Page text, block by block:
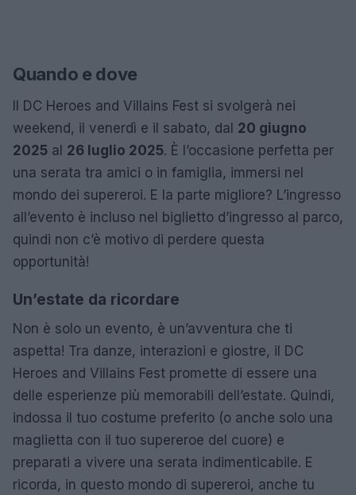
Quando e dove
Il DC Heroes and Villains Fest si svolgerà nei
weekend, il venerdì e il sabato, dal 20 giugno
2025 al 26 luglio 2025. È l’occasione perfetta per
una serata tra amici o in famiglia, immersi nel
mondo dei supereroi. E la parte migliore? L’ingresso
all’evento è incluso nel biglietto d’ingresso al parco,
quindi non c’è motivo di perdere questa
opportunità!
Un’estate da ricordare
Non è solo un evento, è un’avventura che ti
aspetta! Tra danze, interazioni e giostre, il DC
Heroes and Villains Fest promette di essere una
delle esperienze più memorabili dell’estate. Quindi,
indossa il tuo costume preferito (o anche solo una
maglietta con il tuo supereroe del cuore) e
preparati a vivere una serata indimenticabile. E
ricorda, in questo mondo di supereroi, anche tu